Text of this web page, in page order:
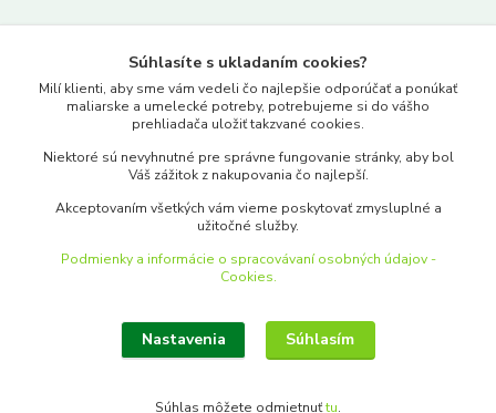
www.merkantil.sk
Pondelok-Piatok: 9.00-17.00hod.
objednavky@merkantil-obchod.sk
Upraviť zber cookies.
Súhlasíte s ukladaním cookies?
Milí klienti, aby sme vám vedeli čo najlepšie odporúčať a ponúkať
maliarske a umelecké potreby, potrebujeme si do vášho
prehliadača uložiť takzvané cookies.
Niektoré sú nevyhnutné pre správne fungovanie stránky, aby bol
Váš zážitok z nakupovania čo najlepší.
Akceptovaním všetkých vám vieme poskytovať zmysluplné a
užitočné služby.
Podmienky a informácie o spracovávaní osobných údajov -
Cookies.
Nastavenia Súhlasím
Súhlas môžete odmietnuťtu.